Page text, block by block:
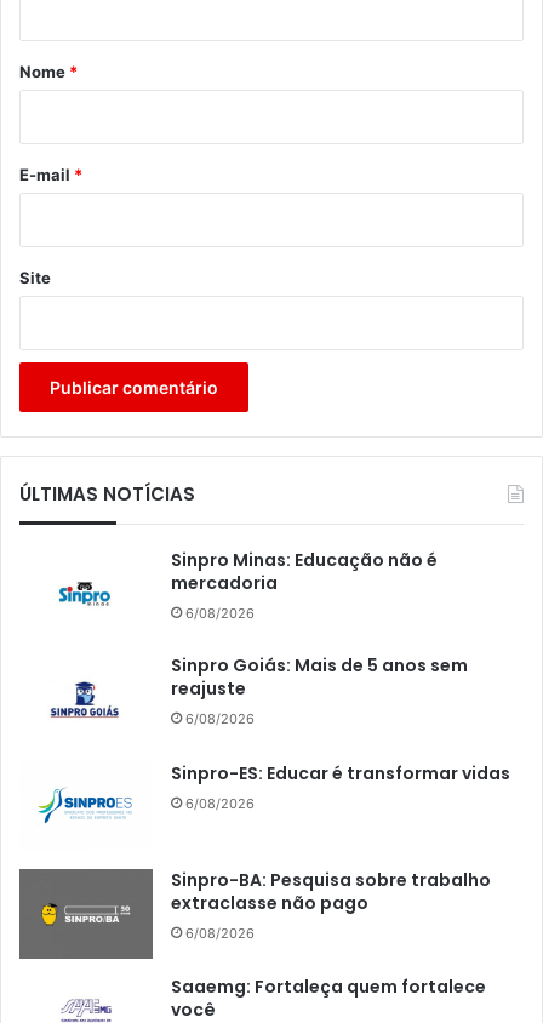
r
*
Nome *
E-mail *
Site
ÚLTIMAS NOTÍCIAS
Sinpro Minas: Educação não é
mercadoria
6/08/2026
Sinpro Goiás: Mais de 5 anos sem
reajuste
6/08/2026
Sinpro-ES: Educar é transformar vidas
6/08/2026
Sinpro-BA: Pesquisa sobre trabalho
extraclasse não pago
6/08/2026
Saaemg: Fortaleça quem fortalece
você